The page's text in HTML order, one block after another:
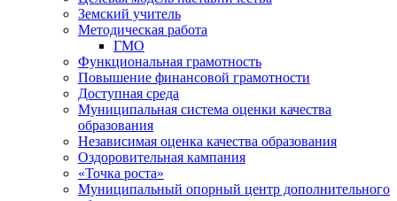
Земский учитель
Методическая работа
ГМО
Функциональная грамотность
Повышение финансовой грамотности
Доступная среда
Муниципальная система оценки качества
образования
Независимая оценка качества образования
Оздоровительная кампания
«Точка роста»
Муниципальный опорный центр дополнительного